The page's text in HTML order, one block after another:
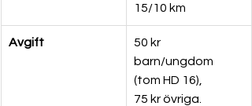
15/10 km
Avgift
50 kr
barn/ungdom
(tom HD 16),
75 kr övriga.